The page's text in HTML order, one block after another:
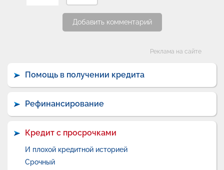
Добавить комментарий
Реклама на сайте
Помощь в получении кредита
Рефинансирование
Кредит с просрочками
И плохой кредитной историей
Срочный